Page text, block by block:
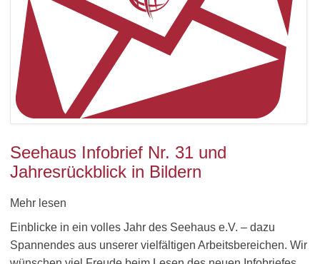
Seehaus Infobrief Nr. 31 und
Jahresrückblick in Bildern
Mehr lesen
Einblicke in ein volles Jahr des Seehaus e.V. – dazu
Spannendes aus unserer vielfältigen Arbeitsbereichen. Wir